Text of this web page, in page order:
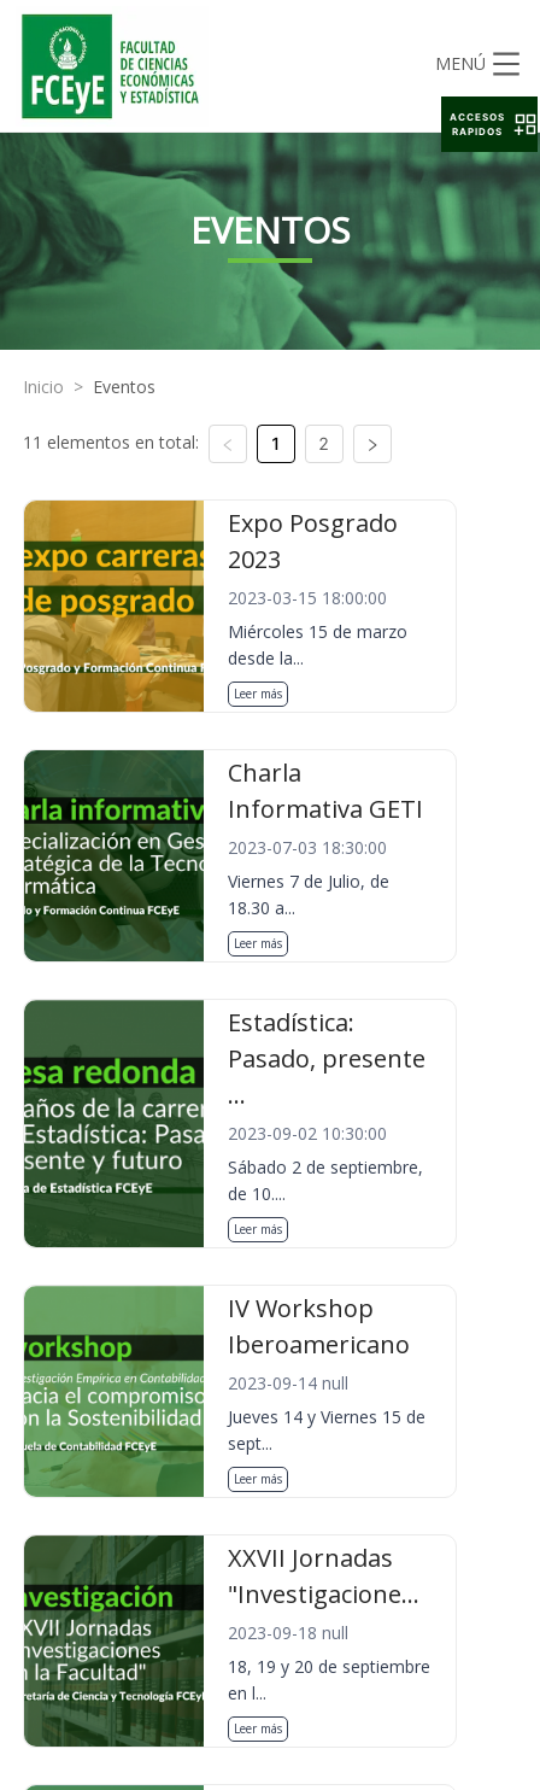
MENÚ
EVENTOS
Inicio > Eventos
11 elementos en total: 1 2
Expo Posgrado
2023
2023-03-15 18:00:00
Miércoles 15 de marzo
desde la...
Leer más
Charla
Informativa GETI
2023-07-03 18:30:00
Viernes 7 de Julio, de
18.30 a...
Leer más
Estadística:
Pasado, presente
...
2023-09-02 10:30:00
Sábado 2 de septiembre,
de 10....
Leer más
IV Workshop
Iberoamericano
2023-09-14 null
Jueves 14 y Viernes 15 de
sept...
Leer más
XXVII Jornadas
"Investigacione...
2023-09-18 null
18, 19 y 20 de septiembre
en l...
Leer más
ACCESOS
RAPIDOS